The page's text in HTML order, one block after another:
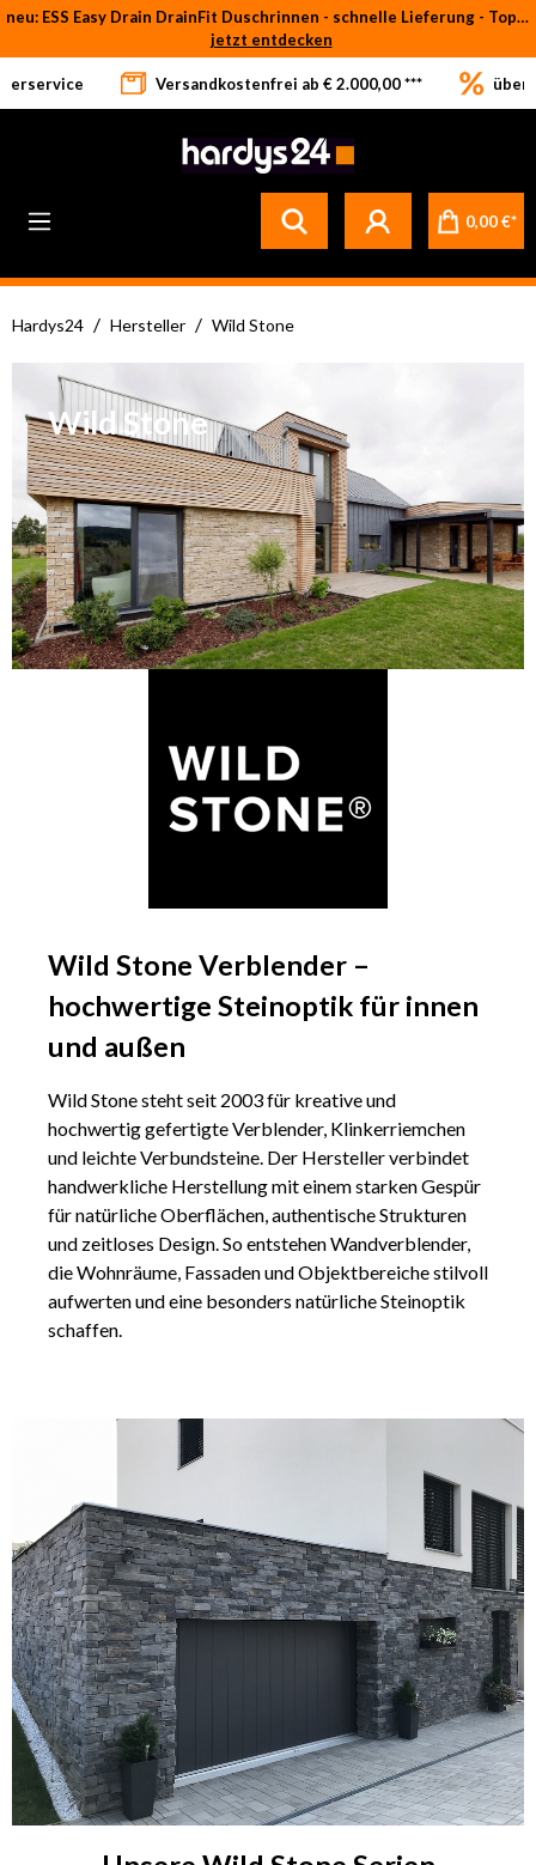
Zum Hauptinhalt springen
neu: ESS Easy Drain DrainFit Duschrinnen - schnelle Lieferung - Top-Preise
jetzt entdecken
Versandkostenfrei ab € 2.000,00 *** über
0,00 €*
Hardys24 / Hersteller / Wild Stone
Wild Stone
Wild Stone Verblender –
hochwertige Steinoptik für innen
und außen
Wild Stone steht seit 2003 für kreative und
hochwertig gefertigte Verblender, Klinkerriemchen
und leichte Verbundsteine. Der Hersteller verbindet
handwerkliche Herstellung mit einem starken Gespür
für natürliche Oberflächen, authentische Strukturen
und zeitloses Design. So entstehen Wandverblender,
die Wohnräume, Fassaden und Objektbereiche stilvoll
aufwerten und eine besonders natürliche Steinoptik
schaffen.